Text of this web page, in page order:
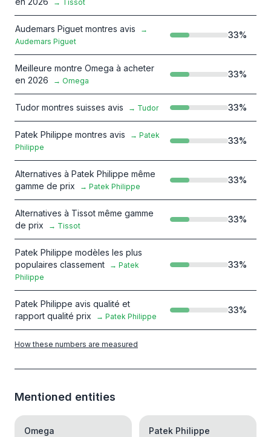
→ Tissot
Audemars Piguet montres avis
→
Audemars Piguet
33%
Meilleure montre Omega à acheter
en 2026
→ Omega
33%
Tudor montres suisses avis → Tudor 33%
Patek Philippe montres avis → Patek
Philippe
33%
Alternatives à Patek Philippe même
gamme de prix
→ Patek Philippe
33%
Alternatives à Tissot même gamme
de prix
→ Tissot
33%
Patek Philippe modèles les plus
populaires classement
→ Patek
Philippe
33%
Patek Philippe avis qualité et
rapport qualité prix
→ Patek Philippe
33%
How these numbers are measured
Mentioned entities
Omega Patek Philippe